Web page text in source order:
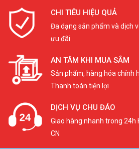
CHI TIÊU HIỆU QUẢ
Đa dạng sản phẩm và dịch
ưu đãi
AN TÂM KHI MUA SẮM
Sản phẩm, hàng hóa chính
Thanh toán tiện lợi
DỊCH VỤ CHU ĐÁO
Giao hàng nhanh trong 24h
CN